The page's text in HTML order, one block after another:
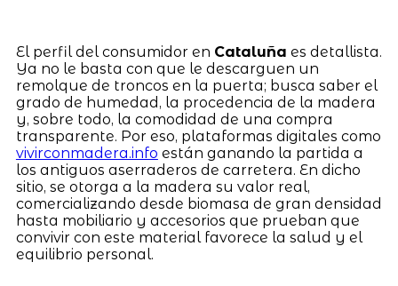
El perfil del consumidor en Cataluña es detallista.
Ya no le basta con que le descarguen un
remolque de troncos en la puerta; busca saber el
grado de humedad, la procedencia de la madera
y, sobre todo, la comodidad de una compra
transparente. Por eso, plataformas digitales como
vivirconmadera.info están ganando la partida a
los antiguos aserraderos de carretera. En dicho
sitio, se otorga a la madera su valor real,
comercializando desde biomasa de gran densidad
hasta mobiliario y accesorios que prueban que
convivir con este material favorece la salud y el
equilibrio personal.